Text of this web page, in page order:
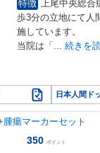
特徴
上尾中央総
歩3分の立地にて人
施しています。
当院は「
続きを
日本人間ド
腫瘍マーカーセット
350 ポイント